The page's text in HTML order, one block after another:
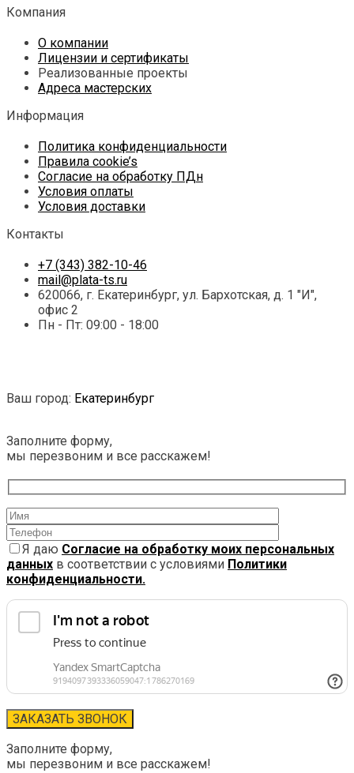
Компания
О компании
Лицензии и сертификаты
Реализованные проекты
Адреса мастерских
Информация
Политика конфиденциальности
Правила cookie’s
Согласие на обработку ПДн
Условия оплаты
Условия доставки
Контакты
+7 (343) 382-10-46
mail@plata-ts.ru
620066, г. Екатеринбург, ул. Бархотская, д. 1 "И",
офис 2
Пн - Пт: 09:00 - 18:00
Ваш город: Екатеринбург
Заполните форму,
мы перезвоним и все расскажем!
Я даю Согласие на обработку моих персональных
данных в соответствии с условиями Политики
конфиденциальности.
Заполните форму,
мы перезвоним и все расскажем!